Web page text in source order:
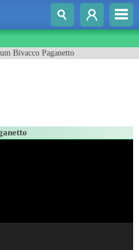
Bivacco Paganetto